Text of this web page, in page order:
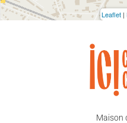
Leaflet |
Maison